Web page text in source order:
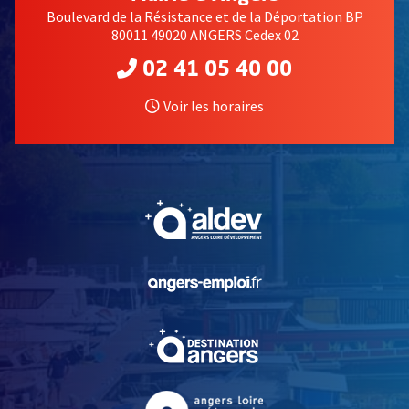
Alexis Mérodack-Jeaneau, Église Saint-Jean à Château-Gontier, 1913 ©
Boulevard de la Résistance et de la Déportation BP
80011 49020 ANGERS Cedex 02
02 41 05 40 00
Voir les horaires
, Ouvre une nouvelle
, Ouvre une nouvelle